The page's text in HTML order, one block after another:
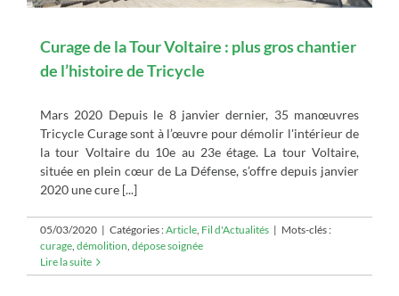
Curage de la Tour Voltaire : plus gros chantier
de l’histoire de Tricycle
Mars 2020 Depuis le 8 janvier dernier, 35 manœuvres
Tricycle Curage sont à l’œuvre pour démolir l'intérieur de
la tour Voltaire du 10e au 23e étage. La tour Voltaire,
située en plein cœur de La Défense, s’offre depuis janvier
2020 une cure [...]
05/03/2020 | Catégories :Article, Fil d'Actualités | Mots-clés :
curage, démolition, dépose soignée
Lire la suite